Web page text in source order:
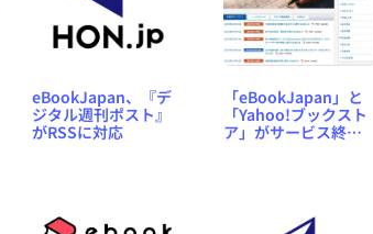
eBookJapan、『デ
ジタル週刊ポスト』
がRSSに対応
「eBookJapan」と
「Yahoo!ブックスト
ア」がサービス終